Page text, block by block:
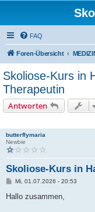
FAQ
Foren-Übersicht
Skoliose-Kurs in
Therapeutin
Antworten
butterflymaria
Newbie
Skoliose-Kurs in
B
i
Mi, 01.07.2026 - 20:53
Hallo zusammen,